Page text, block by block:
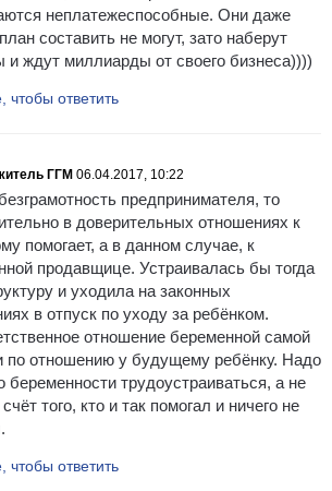
неплатежеспособные. Они даже
составить не могут, зато наберут
и ждут миллиарды от своего бизнеса))))
чтобы ответить
ГГМ 06.04.2017, 10:22
предпринимателя, то
в доверительных отношениях к
помогает, а в данном случае, к
продавщице. Устраивалась бы тогда
и уходила на законных
в отпуск по уходу за ребёнком.
отношение беременной самой
по отношению у будущему ребёнку. Надо
беременности трудоустраиваться, а не
того, кто и так помогал и ничего не
чтобы ответить